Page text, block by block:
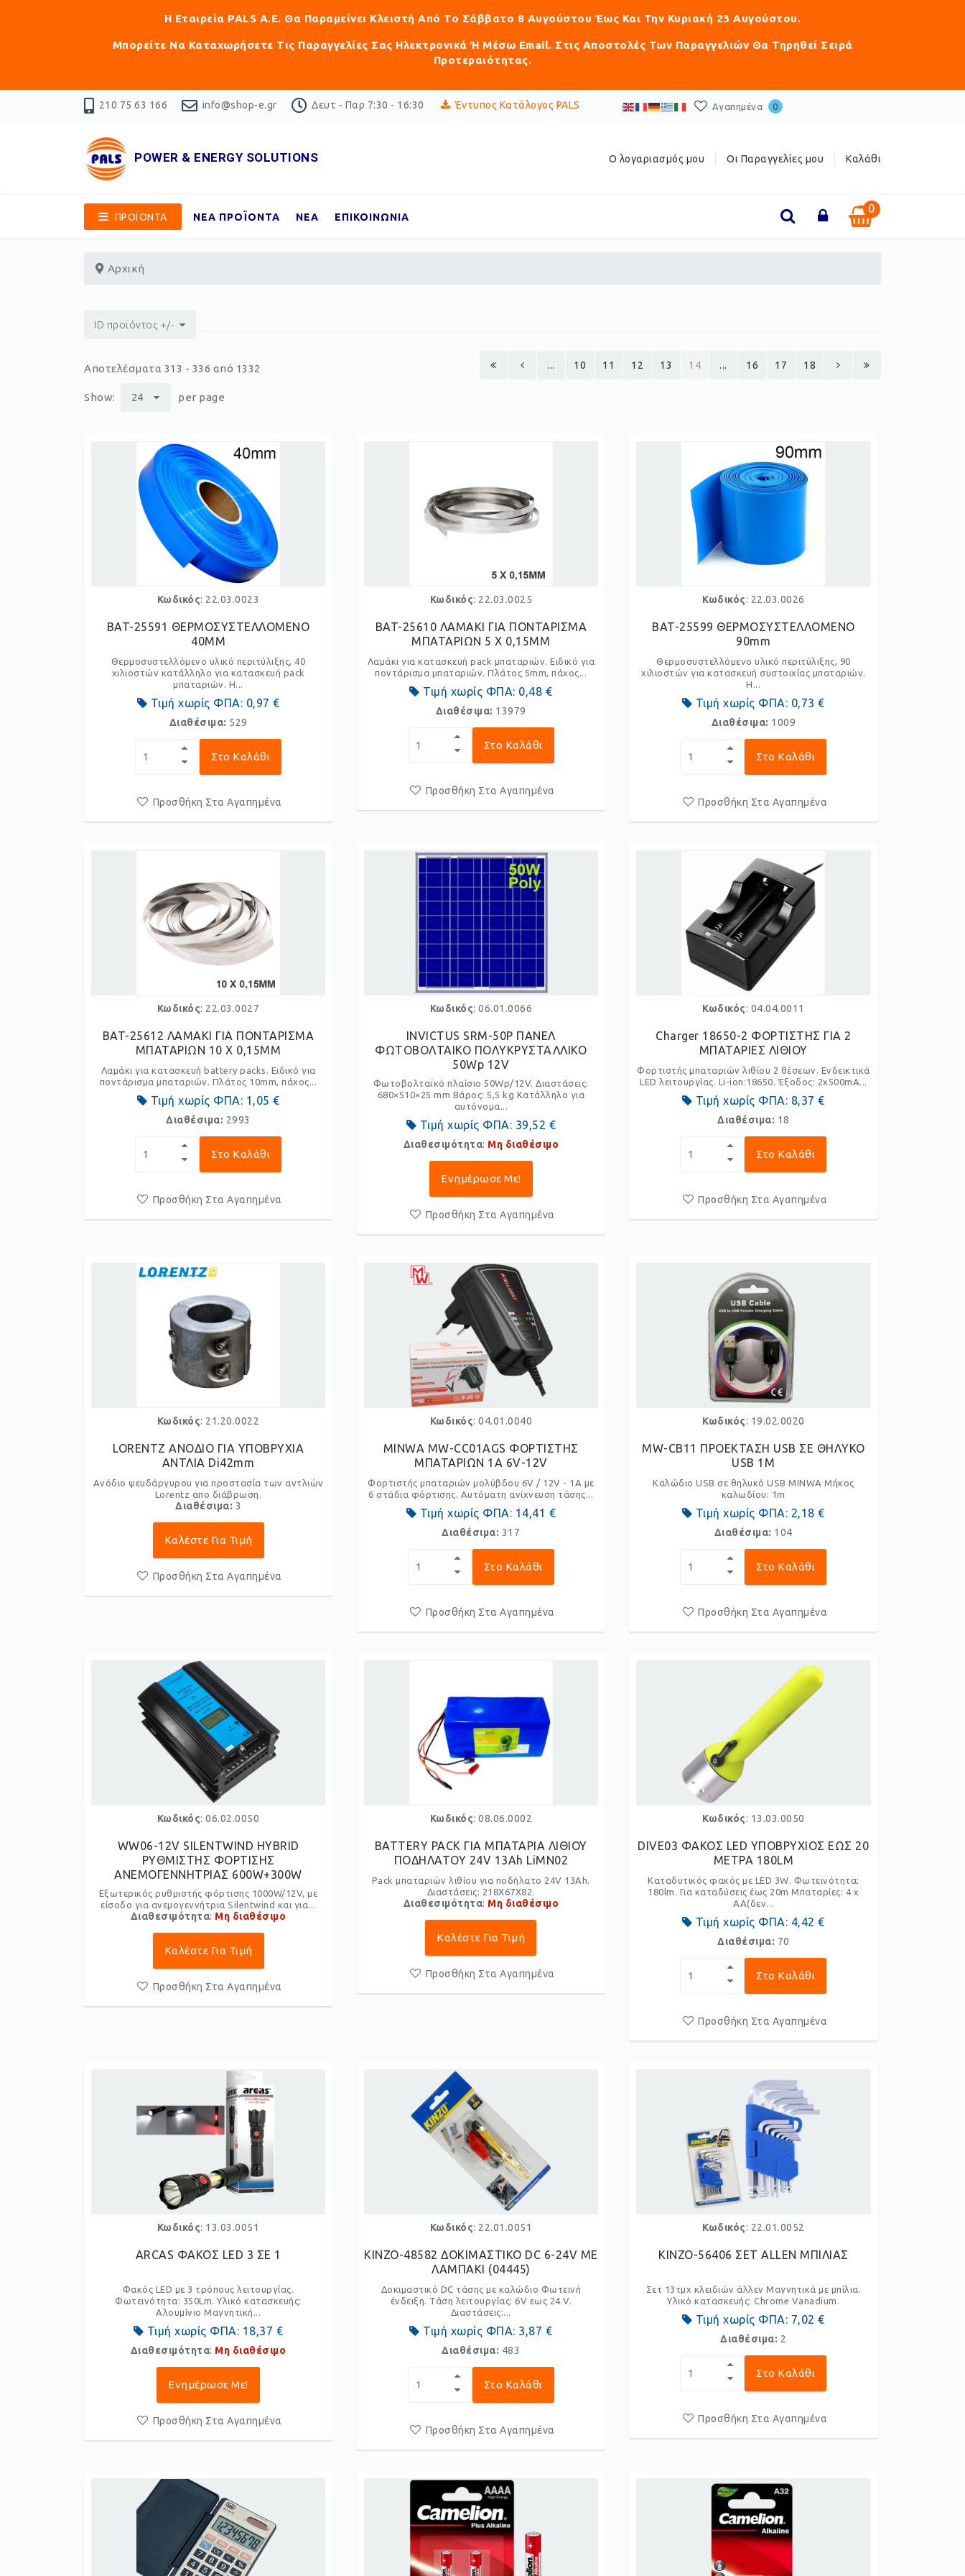
Η Εταιρεία PALS Α.Ε. Θα Παραμείνει Κλειστή Από Το Σάββατο 8 Αυγούστου Έως Και Την Κυριακή 23 Αυγούστου.
Μπορείτε Να Καταχωρήσετε Τις Παραγγελίες Σας Ηλεκτρονικά Ή Μέσω Email. Στις Αποστολές Των Παραγγελιών Θα Τηρηθεί Σειρά
Προτεραιότητας.
210 75 63 166 info@shop-e.gr Δευτ - Παρ 7:30 - 16:30 Έντυπος Κατάλογος PALS Αγαπημένα 0
POWER & ENERGY SOLUTIONS Ο λογαριασμός μου Οι Παραγγελίες μου Καλάθι
ΠΡΟΪΟΝΤΑ ΝΕΑ ΠΡΟΪΟΝΤΑ ΝΕΑ ΕΠΙΚΟΙΝΩΝΙΑ
0
Αρχική
ID προϊόντος +/-
Αποτελέσματα 313 - 336 από 1332
Show: 24 per page
... 10 11 12 13 14 ... 16 17 18
Κωδικός: 22.03.0023
BAT-25591 ΘΕΡΜΟΣΥΣΤΕΛΛΟΜΕΝΟ
40ΜΜ
Θερμοσυστελλόμενο υλικό περιτύλιξης, 40
χιλιοστών κατάλληλο για κατασκευή pack
μπαταριών. Η...
Τιμή χωρίς ΦΠΑ: 0,97 €
Διαθέσιμα: 529
Στο Καλάθι
Προσθήκη Στα Αγαπημένα
Κωδικός: 22.03.0025
BAT-25610 ΛΑΜΑΚΙ ΓΙΑ ΠΟΝΤΑΡΙΣΜΑ
ΜΠΑΤΑΡΙΩΝ 5 Χ 0,15ΜΜ
Λαμάκι για κατασκευή pack μπαταριών. Ειδικό για
ποντάρισμα μπαταριών. Πλάτος 5mm, πάχος...
Τιμή χωρίς ΦΠΑ: 0,48 €
Διαθέσιμα: 13979
Στο Καλάθι
Προσθήκη Στα Αγαπημένα
Κωδικός: 22.03.0026
BAT-25599 ΘΕΡΜΟΣΥΣΤΕΛΛΟΜΕΝΟ
90mm
Θερμοσυστελλόμενο υλικό περιτύλιξης, 90
χιλιοστών για κατασκευή συστοιχίας μπαταριών.
Η...
Τιμή χωρίς ΦΠΑ: 0,73 €
Διαθέσιμα: 1009
Στο Καλάθι
Προσθήκη Στα Αγαπημένα
Κωδικός: 22.03.0027
BAT-25612 ΛΑΜΑΚΙ ΓΙΑ ΠΟΝΤΑΡΙΣΜΑ
ΜΠΑΤΑΡΙΩΝ 10 X 0,15ΜΜ
Λαμάκι για κατασκευή battery packs. Ειδικό για
ποντάρισμα μπαταριών. Πλάτος 10mm, πάχος...
Τιμή χωρίς ΦΠΑ: 1,05 €
Διαθέσιμα: 2993
Στο Καλάθι
Προσθήκη Στα Αγαπημένα
Κωδικός: 06.01.0066
INVICTUS SRM-50P ΠΑΝΕΛ
ΦΩΤΟΒΟΛΤΑΙΚΟ ΠΟΛΥΚΡΥΣΤΑΛΛΙΚΟ
50Wp 12V
Φωτοβολταϊκό πλαίσιο 50Wp/12V. Διαστάσεις:
680×510×25 mm Βάρος: 5,5 kg Κατάλληλο για
αυτόνομα...
Τιμή χωρίς ΦΠΑ: 39,52 €
Διαθεσιμότητα: Μη διαθέσιμο
Ενημέρωσε Με!
Προσθήκη Στα Αγαπημένα
Κωδικός: 04.04.0011
Charger 18650-2 ΦΟΡΤΙΣΤΗΣ ΓΙΑ 2
ΜΠΑΤΑΡΙΕΣ ΛΙΘΙΟΥ
Φορτιστής μπαταριών λιθίου 2 θέσεων. Ενδεικτικά
LED λειτουργίας. Li-ion:18650. Έξοδος: 2x500mA...
Τιμή χωρίς ΦΠΑ: 8,37 €
Διαθέσιμα: 18
Στο Καλάθι
Προσθήκη Στα Αγαπημένα
Κωδικός: 21.20.0022
LORENTZ ΑΝΟΔΙΟ ΓΙΑ ΥΠΟΒΡΥΧΙΑ
ΑΝΤΛΙΑ Di42mm
Aνόδιο ψευδάργυρου για προστασία των αντλιών
Lorentz απο διάβρωση.
Διαθέσιμα: 3
Καλέστε Για Τιμή
Προσθήκη Στα Αγαπημένα
Κωδικός: 04.01.0040
MINWA MW-CC01AGS ΦΟΡΤΙΣΤΗΣ
ΜΠΑΤΑΡΙΩΝ 1A 6V-12V
Φορτιστής μπαταριών μολύβδου 6V / 12V - 1A με
6 στάδια φόρτισης. Αυτόματη ανίχνευση τάσης...
Τιμή χωρίς ΦΠΑ: 14,41 €
Διαθέσιμα: 317
Στο Καλάθι
Προσθήκη Στα Αγαπημένα
Κωδικός: 19.02.0020
MW-CB11 ΠΡΟΕΚΤΑΣΗ USB ΣΕ ΘΗΛΥΚΟ
USB 1M
Καλώδιο USB σε θηλυκό USB MINWA Μήκος
καλωδίου: 1m
Τιμή χωρίς ΦΠΑ: 2,18 €
Διαθέσιμα: 104
Στο Καλάθι
Προσθήκη Στα Αγαπημένα
Κωδικός: 06.02.0050
WW06-12V SILENTWIND HYBRID
ΡΥΘΜΙΣΤΗΣ ΦΟΡΤΙΣΗΣ
ΑΝΕΜΟΓΕΝΝΗΤΡΙΑΣ 600W+300W
Εξωτερικός ρυθμιστής φόρτισης 1000W/12V, με
είσοδο για ανεμογεννήτρια Silentwind και για...
Διαθεσιμότητα: Μη διαθέσιμο
Καλέστε Για Τιμή
Προσθήκη Στα Αγαπημένα
Κωδικός: 08.06.0002
BATTERY PACK ΓΙΑ ΜΠΑΤΑΡΙΑ ΛΙΘΙΟΥ
ΠΟΔΗΛΑΤΟΥ 24V 13Ah LiMN02
Pack μπαταριών λιθίου για ποδήλατο 24V 13Ah.
Διαστάσεις: 218X67X82.
Διαθεσιμότητα: Μη διαθέσιμο
Καλέστε Για Τιμή
Προσθήκη Στα Αγαπημένα
Κωδικός: 13.03.0050
DIVE03 ΦΑΚΟΣ LED ΥΠΟΒΡΥΧΙΟΣ ΕΩΣ 20
ΜΕΤΡΑ 180LM
Καταδυτικός φακός με LED 3W. Φωτεινότητα:
180lm. Για καταδύσεις έως 20m Μπαταρίες: 4 x
AA(δεν...
Τιμή χωρίς ΦΠΑ: 4,42 €
Διαθέσιμα: 70
Στο Καλάθι
Προσθήκη Στα Αγαπημένα
Κωδικός: 13.03.0051
ARCAS ΦΑΚΟΣ LED 3 ΣΕ 1
Φακός LED με 3 τρόπους λειτουργίας.
Φωτεινότητα: 350Lm. Υλικό κατασκευής:
Αλουμίνιο Μαγνητική...
Τιμή χωρίς ΦΠΑ: 18,37 €
Διαθεσιμότητα: Μη διαθέσιμο
Ενημέρωσε Με!
Προσθήκη Στα Αγαπημένα
Κωδικός: 22.01.0051
KINZO-48582 ΔΟΚΙΜΑΣΤΙΚΟ DC 6-24V ΜΕ
ΛΑΜΠΑΚΙ (04445)
Δοκιμαστικό DC τάσης με καλώδιο Φωτεινή
ένδειξη. Τάση λειτουργίας: 6V εως 24 V.
Διαστάσεις:...
Τιμή χωρίς ΦΠΑ: 3,87 €
Διαθέσιμα: 483
Στο Καλάθι
Προσθήκη Στα Αγαπημένα
Κωδικός: 22.01.0052
KINZO-56406 ΣΕΤ ALLEN ΜΠΙΛΙΑΣ
Σετ 13τμχ κλειδιών άλλεν Μαγνητικά με μπίλια.
Υλικό κατασκευής: Chrome Vanadium.
Τιμή χωρίς ΦΠΑ: 7,02 €
Διαθέσιμα: 2
Στο Καλάθι
Προσθήκη Στα Αγαπημένα